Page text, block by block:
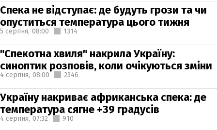
Спека не відступає: де будуть грози та чи
опуститься температура цього тижня
5 серпня, 08:00 1314
"Спекотна хвиля" накрила Україну:
синоптик розповів, коли очікуються зміни
4 серпня, 08:00 2346
Україну накриває африканська спека: де
температура сягне +39 градусів
4 серпня, 07:32 910